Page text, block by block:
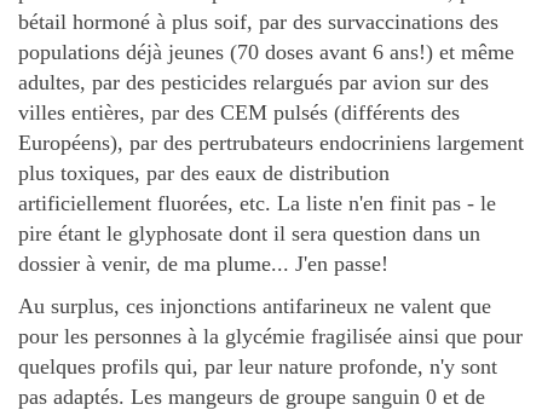
bétail hormoné à plus soif, par des survaccinations des
populations déjà jeunes (70 doses avant 6 ans!) et même
adultes, par des pesticides relargués par avion sur des
villes entières, par des CEM pulsés (différents des
Européens), par des pertrubateurs endocriniens largement
plus toxiques, par des eaux de distribution
artificiellement fluorées, etc. La liste n'en finit pas - le
pire étant le glyphosate dont il sera question dans un
dossier à venir, de ma plume... J'en passe!
Au surplus, ces injonctions antifarineux ne valent que
pour les personnes à la glycémie fragilisée ainsi que pour
quelques profils qui, par leur nature profonde, n'y sont
pas adaptés. Les mangeurs de groupe sanguin 0 et de